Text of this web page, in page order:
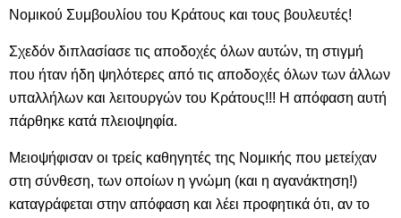
Νομικού Συμβουλίου του Κράτους και τους βουλευτές!
Σχεδόν διπλασίασε τις αποδοχές όλων αυτών, τη στιγμή
που ήταν ήδη ψηλότερες από τις αποδοχές όλων των άλλων
υπαλλήλων και λειτουργών του Κράτους!!! Η απόφαση αυτή
πάρθηκε κατά πλειοψηφία.
Μειοψήφισαν οι τρείς καθηγητές της Νομικής που μετείχαν
στη σύνθεση, των οποίων η γνώμη (και η αγανάκτηση!)
καταγράφεται στην απόφαση και λέει προφητικά ότι, αν το